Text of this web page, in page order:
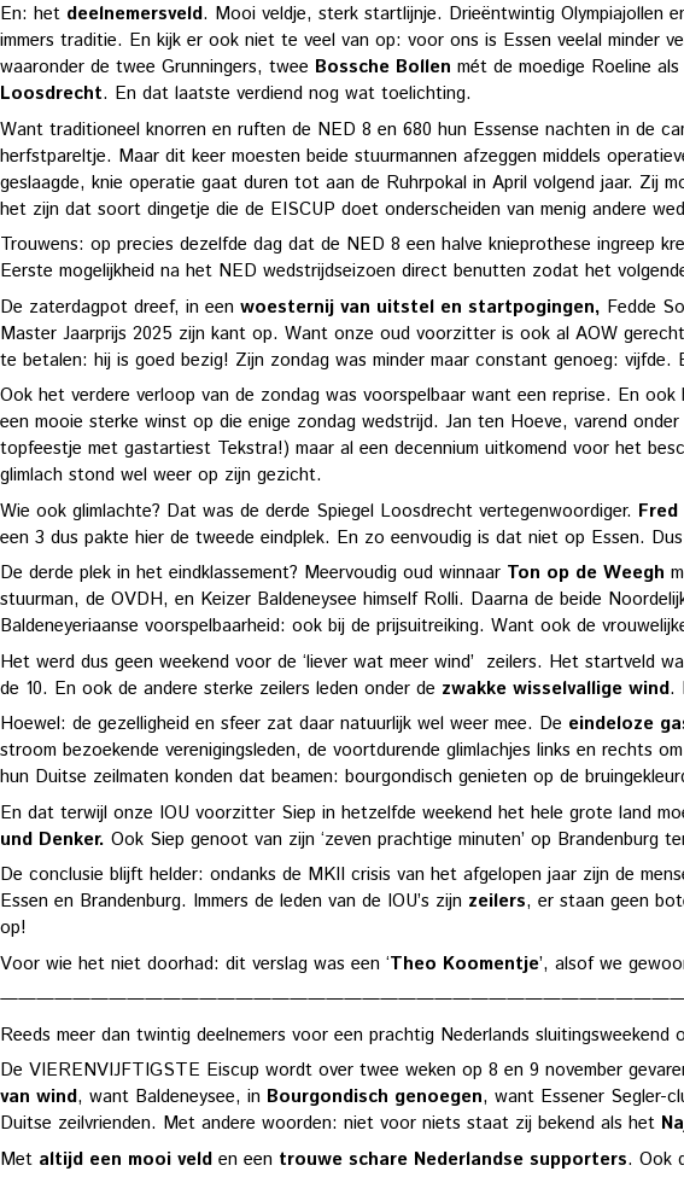
En: het deelnemersveld. Mooi veldje, sterk startlijnje. Drieëntwintig Olympiajollen
immers traditie. En kijk er ook niet te veel van op: voor ons is Essen veelal minder
waaronder de twee Grunningers, twee Bossche Bollen mét de moedige Roeline
Loosdrecht. En dat laatste verdiend nog wat toelichting.
Want traditioneel knorren en ruften de NED 8 en 680 hun Essense nachten in de
herfstpareltje. Maar dit keer moesten beide stuurmannen afzeggen middels
geslaagde, knie operatie gaat duren tot aan de Ruhrpokal in April volgend jaar. Zij
het zijn dat soort dingetje die de EISCUP doet onderscheiden van menig andere
Trouwens: op precies dezelfde dag dat de NED 8 een halve knieprothese ingreep
Eerste mogelijkheid na het NED wedstrijdseizoen direct benutten zodat het
De zaterdagpot dreef, in een woesternij van uitstel en startpogingen, Fedde
Master Jaarprijs 2025 zijn kant op. Want onze oud voorzitter is ook al AOW
te betalen: hij is goed bezig! Zijn zondag was minder maar constant genoeg:
Ook het verdere verloop van de zondag was voorspelbaar want een reprise. En
een mooie sterke winst op die enige zondag wedstrijd. Jan ten Hoeve, varend
topfeestje met gastartiest Tekstra!) maar al een decennium uitkomend voor het
glimlach stond wel weer op zijn gezicht.
Wie ook glimlachte? Dat was de derde Spiegel Loosdrecht vertegenwoordiger.
een 3 dus pakte hier de tweede eindplek. En zo eenvoudig is dat niet op Essen.
De derde plek in het eindklassement? Meervoudig oud winnaar Ton op de Weegh
stuurman, de OVDH, en Keizer Baldeneysee himself Rolli. Daarna de beide
Baldeneyeriaanse voorspelbaarheid: ook bij de prijsuitreiking. Want ook de
Het werd dus geen weekend voor de ‘liever wat meer wind’ zeilers. Het startveld
de 10. En ook de andere sterke zeilers leden onder de zwakke wisselvallige wind.
Hoewel: de gezelligheid en sfeer zat daar natuurlijk wel weer mee. De eindeloze
stroom bezoekende verenigingsleden, de voortdurende glimlachjes links en rechts
hun Duitse zeilmaten konden dat beamen: bourgondisch genieten op de
En dat terwijl onze IOU voorzitter Siep in hetzelfde weekend het hele grote land
und Denker. Ook Siep genoot van zijn ‘zeven prachtige minuten’ op
De conclusie blijft helder: ondanks de MKII crisis van het afgelopen jaar zijn de
Essen en Brandenburg. Immers de leden van de IOU’s zijn zeilers, er staan geen
op!
Voor wie het niet doorhad: dit verslag was een ‘Theo Koomentje’, alsof we
Reeds meer dan twintig deelnemers voor een prachtig Nederlands
De VIERENVIJFTIGSTE Eiscup wordt over twee weken op 8 en 9 november
van wind, want Baldeneysee, in Bourgondisch genoegen, want Essener Segler-
Duitse zeilvrienden. Met andere woorden: niet voor niets staat zij bekend als het
Met altijd een mooi veld en een trouwe schare Nederlandse supporters. Ook